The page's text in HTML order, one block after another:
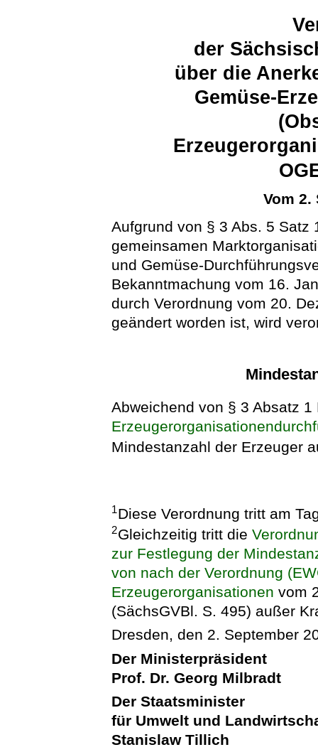
der
über die
Gemüse-
Vom 2.
Aufgrund von § 3 Abs. 5 Satz
gemeinsamen
und Gemüse-
Bekanntmachung vom 16.
durch Verordnung vom 20.
geändert worden ist, wird
Abweichend von § 3 Absatz
Mindestanzahl der Erzeuger
1Diese Verordnung tritt am
2Gleichzeitig tritt die
zur Festlegung der
von nach der Verordnung
Erzeugerorganisationen vom
(SächsGVBl. S. 495) außer
Dresden, den 2. September
Der Ministerpräsident
Prof. Dr. Georg Milbradt
Der Staatsminister
für Umwelt und
Stanislaw Tillich